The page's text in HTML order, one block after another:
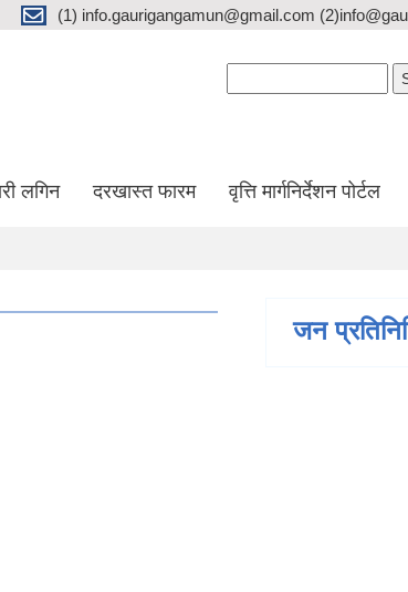
(1) info.gaurigangamun@gmail.com
लगिन दरखास्त फारम वृत्ति मार्गनिर्देशन पोर्टल
जन